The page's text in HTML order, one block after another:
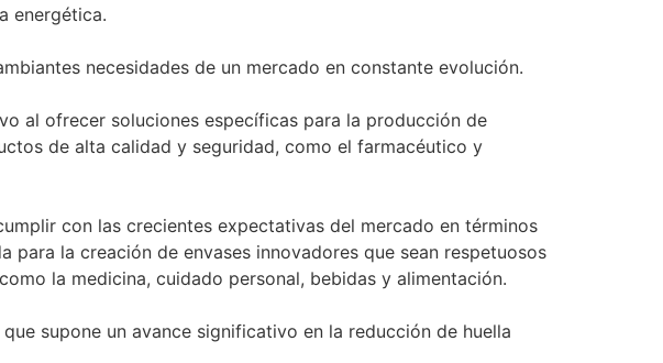
energética.
necesidades de un mercado en constante evolución.
al ofrecer soluciones específicas para la producción de
de alta calidad y seguridad, como el farmacéutico y
con las crecientes expectativas del mercado en términos
la creación de envases innovadores que sean respetuosos
la medicina, cuidado personal, bebidas y alimentación.
supone un avance significativo en la reducción de huella